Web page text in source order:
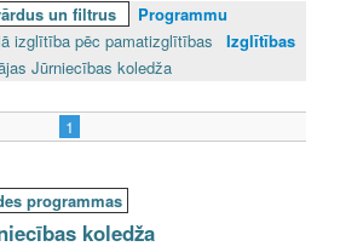
un filtrus
Programmu
izglītība pēc pamatizglītības
Izglītības
Jūrniecības koledža
1
programmas
koledža